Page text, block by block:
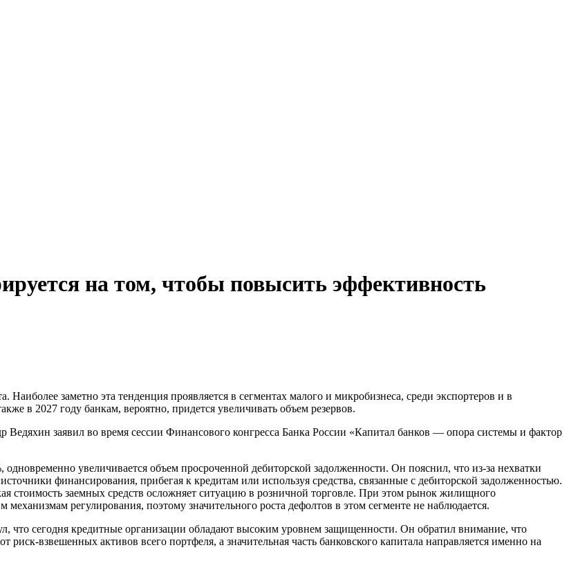
на том, чтобы повысить эффективность
заметно эта тенденция проявляется в сегментах малого и микробизнеса, среди экспортеров и в
в 2027 году банкам, вероятно, придется увеличивать объем резервов.
Ведяхин заявил во время сессии Финансового конгресса Банка России «Капитал банков — опора системы и фактор
увеличивается объем просроченной дебиторской задолженности. Он пояснил, что из-за нехватки
финансирования, прибегая к кредитам или используя средства, связанные с дебиторской задолженностью.
стоимость заемных средств осложняет ситуацию в розничной торговле. При этом рынок жилищного
регулирования, поэтому значительного роста дефолтов в этом сегменте не наблюдается.
что сегодня кредитные организации обладают высоким уровнем защищенности. Он обратил внимание, что
взвешенных активов всего портфеля, а значительная часть банковского капитала направляется именно на